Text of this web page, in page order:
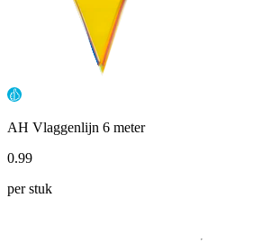
AH Vlaggenlijn 6 meter
0.99
per stuk